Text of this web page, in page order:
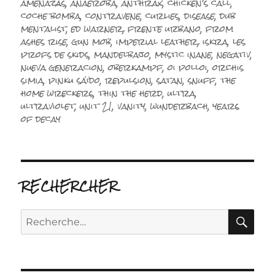
coche bomba,contravene,curlies,disease,dub
mentalist,ed warner,frente urbano,from
ashes rise,gun mob,imperial leather,iskra,les
profs de skids,mandelbajo,mystic inane,negativ,
nueva generacion,oberkampf,oi polloi,orchis
simia,pinku saïdo,repulsion,satan,snuff,the
home wreckers,thin the herd,ultra,
ultraviolet,unit 21,vanity,wunderbach,years
of decay
RECHERCHER
Recherche
pour :